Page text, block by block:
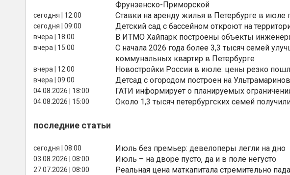
Фрунзенско-Приморской
сегодня | 12:00 Ставки на аренду жилья в Петербурге в июле
сегодня | 09:00 Детский сад с бассейном откроют на
вчера | 18:00 В ИТМО Хайпарк построены объекты
вчера | 15:00
С начала 2026 года более 3,3 тысяч семей
коммунальных квартир в Петербурге
вчера | 12:00 Новостройки России в июле: цены резко
вчера | 09:00 Детсад с огородом построен на
04.08.2026 | 18:00 ГАТИ информирует о планируемых
04.08.2026 | 15:00 Около 1,3 тысяч петербургских семей
последние статьи
сегодня | 08:00 Июль без премьер: девелоперы легли на дно
03.08.2026 | 08:00 Июль – на дворе пусто, да и в поле негусто
27.07.2026 | 08:00 Реальная цена маткапитала стремительно